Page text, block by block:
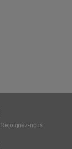
Rejoignez-nous